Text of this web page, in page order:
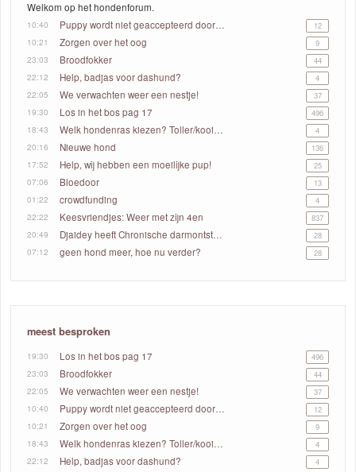
Welkom op het hondenforum.
12
10:40 Puppy wordt niet geaccepteerd door de andere honden
9
10:21 Zorgen over het oog
44
23:03 Broodfokker
4
22:12 Help, badjas voor dashund?
37
22:05 We verwachten weer een nestje!
496
19:30 Los in het bos pag 17
4
18:43 Welk hondenras kiezen? Toller/kooiker/markiesje/Friese stabij
136
20:16 Nieuwe hond
25
17:52 Help, wij hebben een moeilijke pup!
13
07:06 Bloedoor
4
01:22 crowdfunding
837
22:22 Keesvriendjes: Weer met zijn 4en
28
20:49 Djaidey heeft Chronische darmontsteking
28
07:12 geen hond meer, hoe nu verder?
meest besproken
496
19:30 Los in het bos pag 17
44
23:03 Broodfokker
37
22:05 We verwachten weer een nestje!
12
10:40 Puppy wordt niet geaccepteerd door de andere honden
9
10:21 Zorgen over het oog
4
18:43 Welk hondenras kiezen? Toller/kooiker/markiesje/Friese stabij
4
22:12 Help, badjas voor dashund?